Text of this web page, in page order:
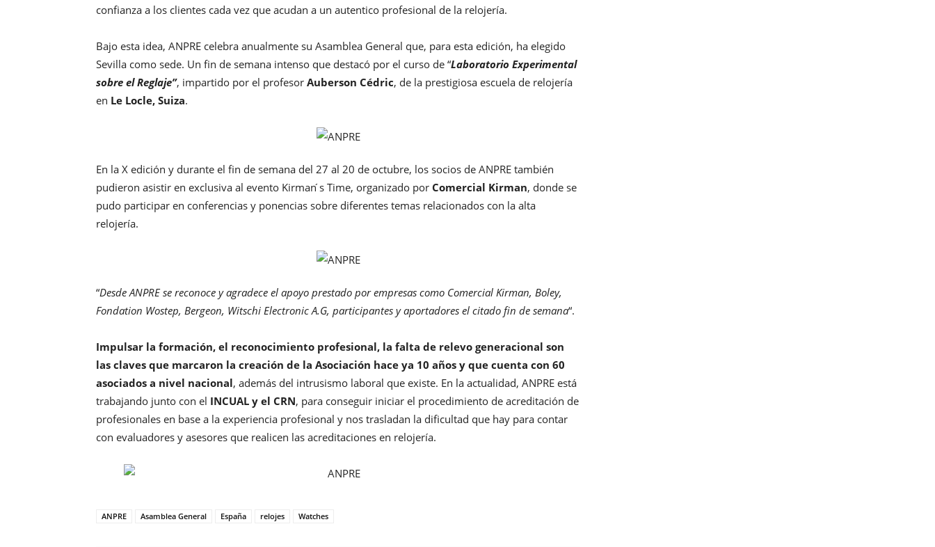
confianza a los clientes cada vez que acudan a un autentico profesional de la relojería.
Bajo esta idea, ANPRE celebra anualmente su Asamblea General que, para esta edición, ha elegido
Sevilla como sede. Un fin de semana intenso que destacó por el curso de “Laboratorio Experimental
sobre el Reglaje”, impartido por el profesor Auberson Cédric, de la prestigiosa escuela de relojería
en Le Locle, Suiza.
En la X edición y durante el fin de semana del 27 al 20 de octubre, los socios de ANPRE también
pudieron asistir en exclusiva al evento Kirman ́s Time, organizado por Comercial Kirman, donde se
pudo participar en conferencias y ponencias sobre diferentes temas relacionados con la alta
relojería.
“Desde ANPRE se reconoce y agradece el apoyo prestado por empresas como Comercial Kirman, Boley,
Fondation Wostep, Bergeon, Witschi Electronic A.G, participantes y aportadores el citado fin de semana“.
Impulsar la formación, el reconocimiento profesional, la falta de relevo generacional son
las claves que marcaron la creación de la Asociación hace ya 10 años y que cuenta con 60
asociados a nivel nacional, además del intrusismo laboral que existe. En la actualidad, ANPRE está
trabajando junto con el INCUAL y el CRN, para conseguir iniciar el procedimiento de acreditación de
profesionales en base a la experiencia profesional y nos trasladan la dificultad que hay para contar
con evaluadores y asesores que realicen las acreditaciones en relojería.
ANPRE Asamblea General España relojes Watches